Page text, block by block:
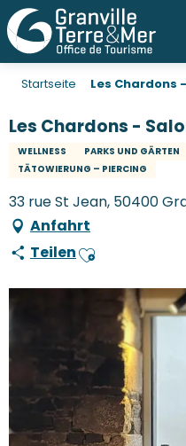
Startseite Les Chardons
Les Chardons -
WELLNESS PARKS UND GÄRTEN
TÄTOWIERUNG – PIERCING
33 rue St Jean, 50400
Anfahrt
TeilenAjouter aux